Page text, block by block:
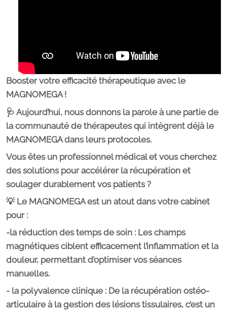
Booster votre efficacité thérapeutique avec le
MAGNOMEGA !
🩺 Aujourd’hui, nous donnons la parole à une partie de
la communauté de thérapeutes qui intègrent déjà le
MAGNOMEGA dans leurs protocoles.
Vous êtes un professionnel médical et vous cherchez
des solutions pour accélérer la récupération et
soulager durablement vos patients ?
💡 Le MAGNOMEGA est un atout dans votre cabinet
pour :
-la réduction des temps de soin : Les champs
magnétiques ciblent efficacement l’inflammation et la
douleur, permettant d’optimiser vos séances
manuelles.
- la polyvalence clinique : De la récupération ostéo-
articulaire à la gestion des lésions tissulaires, c’est un